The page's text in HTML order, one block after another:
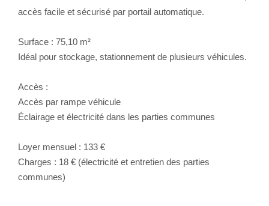
accès facile et sécurisé par portail automatique.
Surface : 75,10 m²
Idéal pour stockage, stationnement de plusieurs véhicules.
Accès :
Accès par rampe véhicule
Éclairage et électricité dans les parties communes
Loyer mensuel : 133 €
Charges : 18 € (électricité et entretien des parties
communes)